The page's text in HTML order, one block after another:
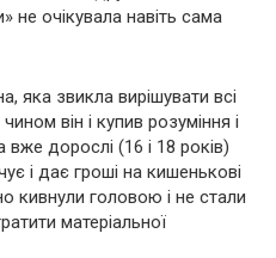
не очікувала навіть сама
звикла вирішувати всі
він і купив розуміння і
дорослі (16 і 18 років)
і дає гроші на кишенькові
кивнули головою і не стали
матеріальної